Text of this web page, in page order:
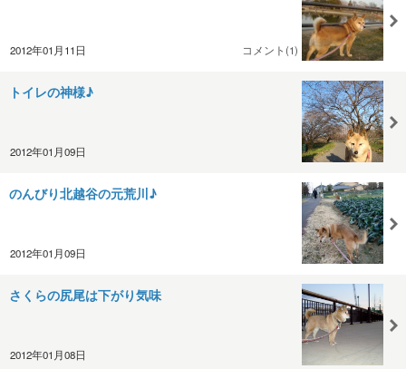
2012年01月11日 コメント(1)
トイレの神様♪
2012年01月09日
のんびり北越谷の元荒川♪
2012年01月09日
さくらの尻尾は下がり気味
2012年01月08日